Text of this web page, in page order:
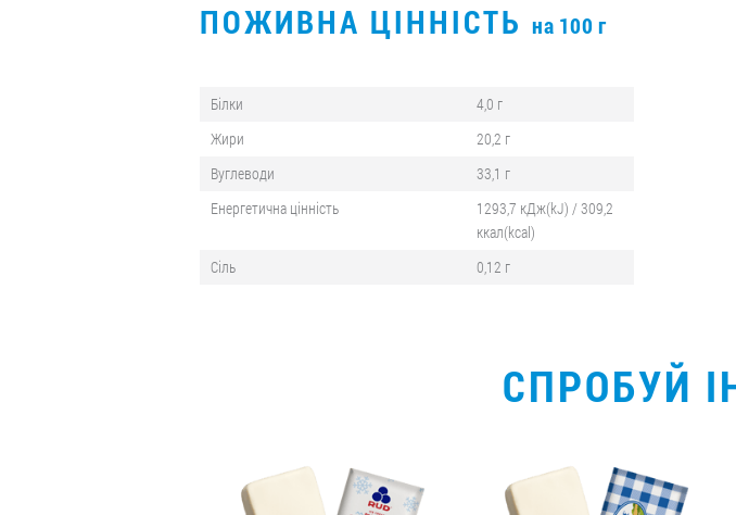
ПОЖИВНА ЦІННІСТЬ на 100 г
Білки
4,0 г
Жири
20,2 г
Вуглеводи
33,1 г
Енергетична цінність
1293,7 кДж(kJ) / 309,2
ккал(kcal)
Сіль
0,12 г
СПРОБУЙ